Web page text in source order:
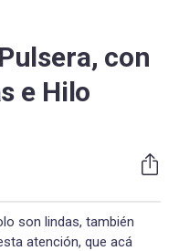
con
e Hilo
son lindas, también
atención, que acá